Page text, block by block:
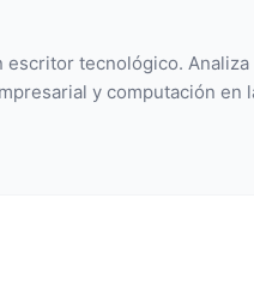
tecnológico. Analiza
y computación en